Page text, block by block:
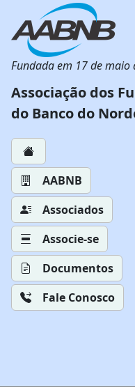
Fundada em 17 de maio
Associação dos
do Banco do
AABNB
Associados
Associe-se
Documentos
Fale Conosco